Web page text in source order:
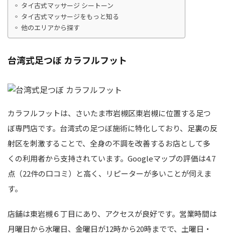
タイ古式マッサージ シートーン
タイ古式マッサージをもっと知る
他のエリアから探す
台湾式足つぼ カラフルフット
カラフルフットは、さいたま市岩槻区東岩槻に位置する足つ
ぼ専門店です。台湾式の足つぼ施術に特化しており、足裏の反
射区を刺激することで、全身の不調を改善するお店として多
くの利用者から支持されています。Googleマップの評価は4.7
点（22件の口コミ）と高く、リピーターが多いことが伺えま
す。
店舗は東岩槻６丁目にあり、アクセスが良好です。営業時間は
月曜日から水曜日、金曜日が12時から20時までで、土曜日・